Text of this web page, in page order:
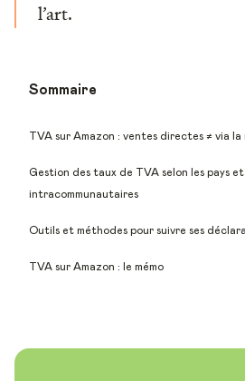
l’art.
Sommaire
TVA sur Amazon : ventes directes ≠ via la
Gestion des taux de TVA selon les pays et
intracommunautaires
Outils et méthodes pour suivre ses
TVA sur Amazon : le mémo